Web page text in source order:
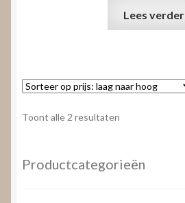
Lees verder
Toont alle 2 resultaten
laag
Productcategorieën